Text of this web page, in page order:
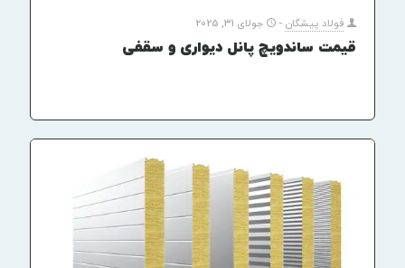
فولاد پیشگان - جولای 31, 2025
قیمت ساندویچ پانل دیواری و سقفی